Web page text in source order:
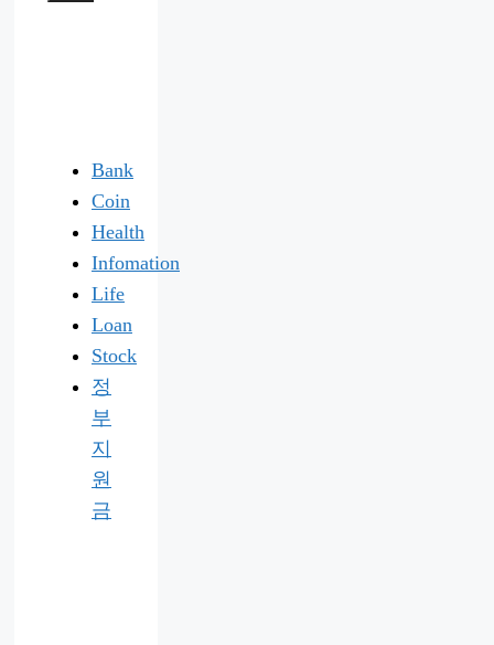
Bank
Coin
Health
Infomation
Life
Loan
Stock
정
부
지
원
금